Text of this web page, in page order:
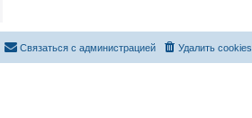
Удалить cookies
Связаться с администрацией